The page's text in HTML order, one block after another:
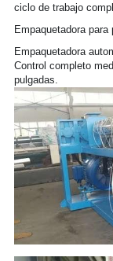
ciclo de trabajo
Empaquetadora
Empaquetadora
Control completo
pulgadas.